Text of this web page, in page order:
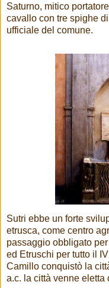
Saturno, mitico
cavallo con tre spighe
ufficiale del comune.
Sutri ebbe un forte
etrusca, come centro
passaggio obbligato
ed Etruschi per tutto il
Camillo conquistò la
a.c. la città venne eletta